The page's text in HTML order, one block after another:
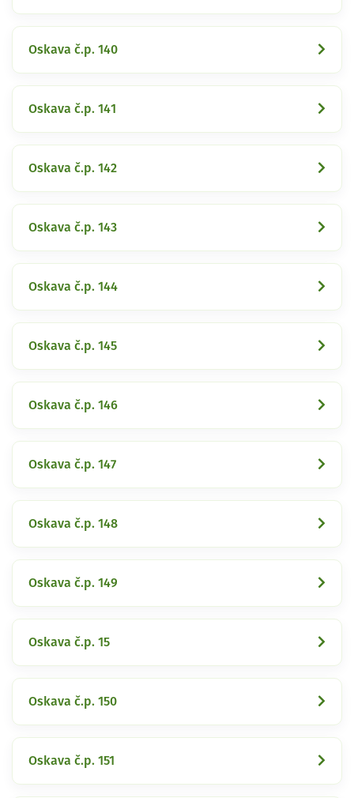
Oskava č.p. 140
Oskava č.p. 141
Oskava č.p. 142
Oskava č.p. 143
Oskava č.p. 144
Oskava č.p. 145
Oskava č.p. 146
Oskava č.p. 147
Oskava č.p. 148
Oskava č.p. 149
Oskava č.p. 15
Oskava č.p. 150
Oskava č.p. 151